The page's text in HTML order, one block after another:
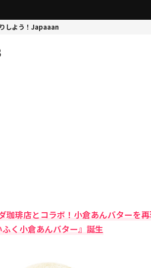
しよう！Japaaan
珈琲店とコラボ！小倉あんバターを
く小倉あんバター』誕生